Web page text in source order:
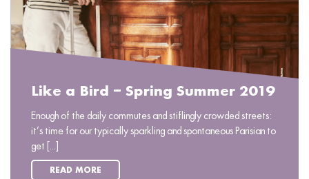
Like a Bird – Spring Summer 2019
Enough of the daily commutes and stiflingly crowded streets:
it’s time for our typically sparkling and spontaneous Parisian to
get [...]
READ MORE